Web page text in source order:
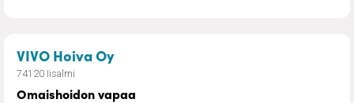
VIVO Hoiva Oy– Omaishoidon vapaa
74120 Iisalmi
Omaishoidon vapaa